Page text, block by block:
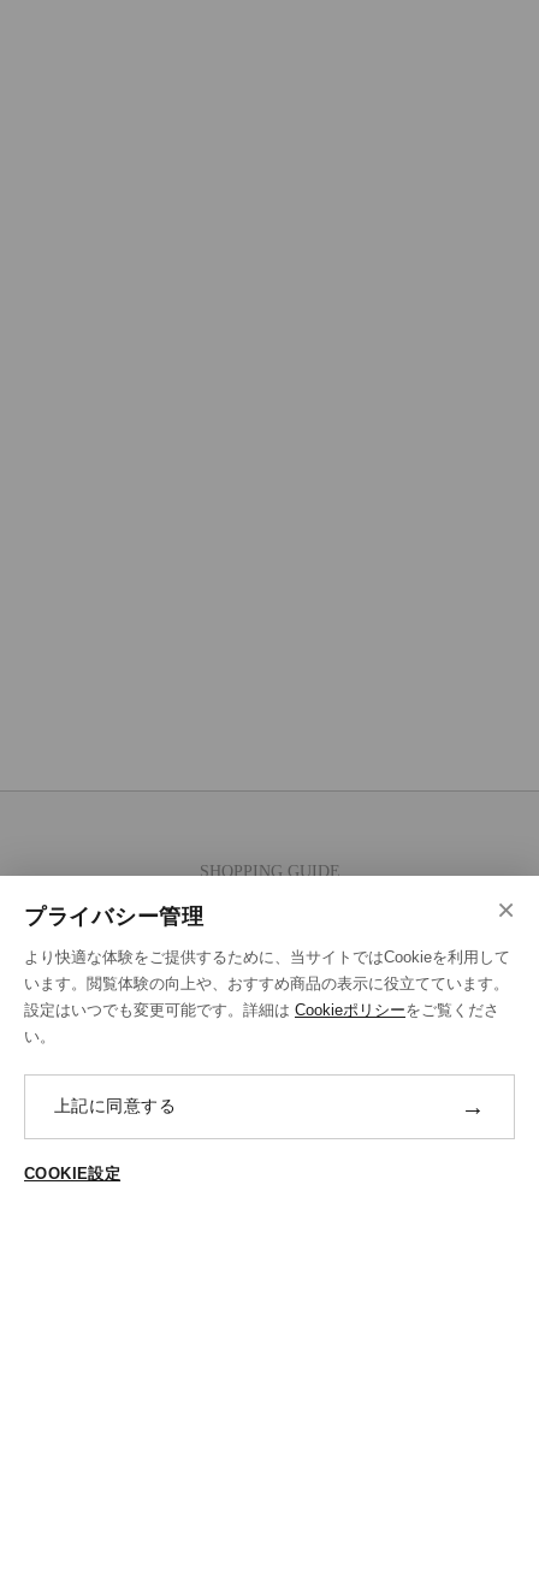
SHOPPING GUIDE
送料・ラッピング·配送方法
×
プライバシー管理
より快適な体験をご提供するために、当サイトではCookieを利用して
います。閲覧体験の向上や、おすすめ商品の表示に役立てています。
設定はいつでも変更可能です。詳細は Cookieポリシーをご覧くださ
い。
上記に同意する →
COOKIE設定